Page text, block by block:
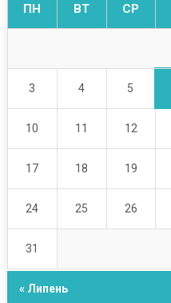
ПН ВТ СР
3 4 5
10 11 12
17 18 19
24 25 26
31
« Липень